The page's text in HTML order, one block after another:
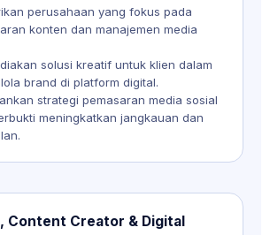
perusahaan yang fokus pada
konten dan manajemen media
solusi kreatif untuk klien dalam
brand di platform digital.
strategi pemasaran media sosial
meningkatkan jangkauan dan
Content Creator & Digital